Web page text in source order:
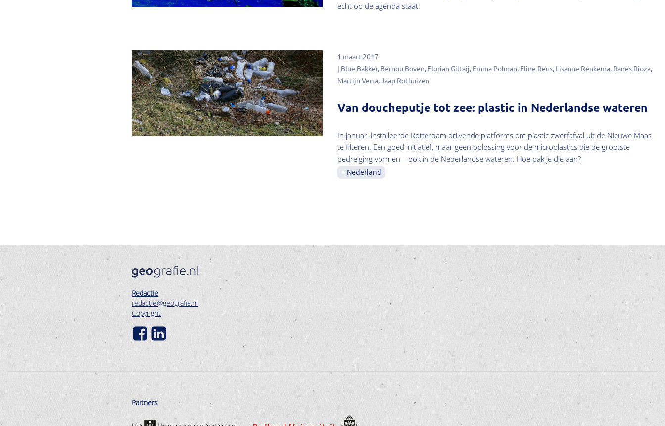
echt op de agenda staat.
1 maart 2017
Blue Bakker Bernou Boven Florian Giltaij Emma Polman Eline Reus Lisanne Renkema Ranes Rioza
Martijn Verra Jaap Rothuizen
Van doucheputje tot zee: plastic in Nederlandse wateren
In januari installeerde Rotterdam drijvende platforms om plastic zwerfafval uit de Nieuwe Maas
te filteren. Een goed initiatief, maar geen oplossing voor de microplastics die de grootste
bedreiging vormen – ook in de Nederlandse wateren. Hoe pak je die aan?
Nederland
Redactie
redactie@geografie.nl
Copyright
Partners